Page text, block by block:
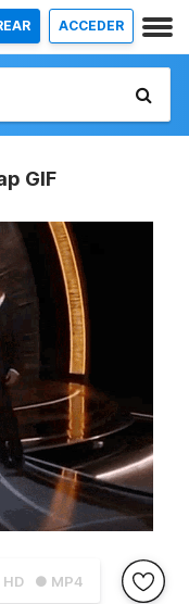
ACCEDER
GIF
● MP4